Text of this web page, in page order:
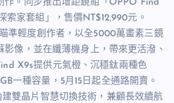
作。同步推出增距鏡組「OPPO Find
索家套組」，售價NT$12,990元。
準輕度創作者，以全5000萬畫素三鏡
影像，並在纖薄機身上，帶來更活潑、
X9s提供元氣橙、沉穩鈦兩種色
一種容量，5月15日起全通路開賣。
雙晶片智慧切換技術，兼顧長效續航